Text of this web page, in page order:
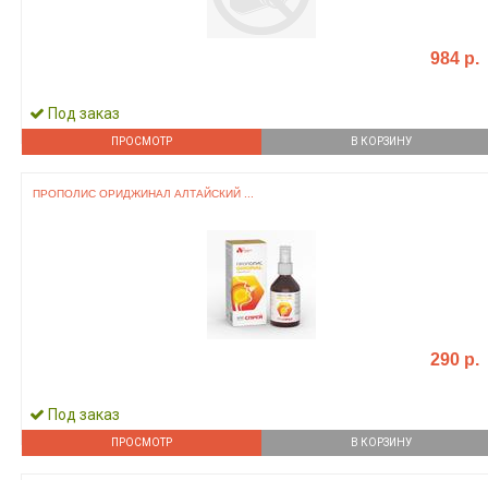
984 р.
Под заказ
ПРОСМОТР В КОРЗИНУ
ПРОПОЛИС ОРИДЖИНАЛ АЛТАЙСКИЙ ...
290 р.
Под заказ
ПРОСМОТР В КОРЗИНУ